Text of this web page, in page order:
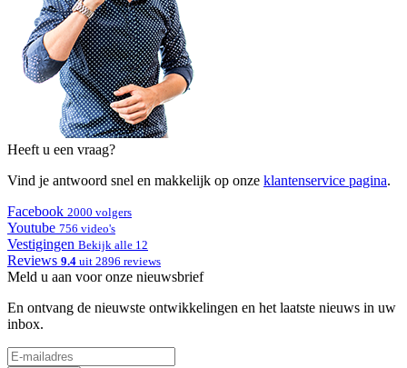
Heeft u een vraag?
Vind je antwoord snel en makkelijk op onze klantenservice pagina.
Facebook 2000 volgers
Youtube 756 video's
Vestigingen Bekijk alle 12
Reviews 9.4 uit 2896 reviews
Meld u aan voor onze nieuwsbrief
En ontvang de nieuwste ontwikkelingen en het laatste nieuws in uw
inbox.